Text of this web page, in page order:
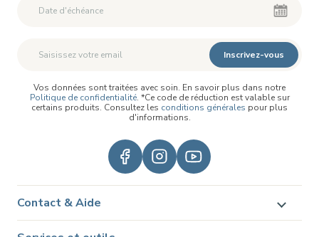
Inscrivez-vous
Vos données sont traitées avec soin. En savoir plus dans notre
Politique de confidentialité. *Ce code de réduction est valable sur
certains produits. Consultez les conditions générales pour plus
d'informations.
Contact & Aide